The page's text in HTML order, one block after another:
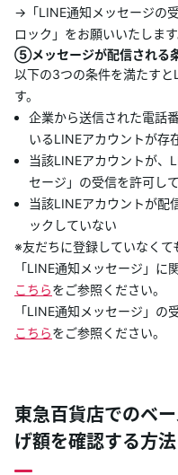
→「LINE通知メッセージの
ロック」をお願いいたします
⑤メッセージが配信される
以下の3つの条件を満たす
す。
企業から送信された電話
いるLINEアカウントが存
当該LINEアカウントが、
セージ」の受信を許可し
当該LINEアカウントが配
ックしていない
※友だちに登録していなくて
「LINE通知メッセージ」に
こちらをご参照ください。
「LINE通知メッセージ」の
こちらをご参照ください。
東急百貨店でのベ
げ額を確認する方法